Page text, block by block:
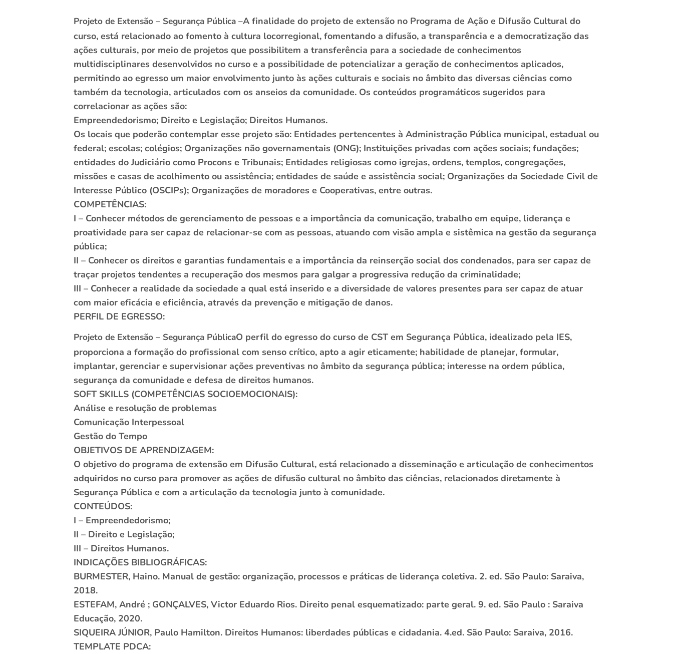
Projeto de Extensão – Segurança Pública –A finalidade do projeto de extensão no Programa de Ação e Difusão Cultural do
curso, está relacionado ao fomento à cultura locorregional, fomentando a difusão, a transparência e a democratização das
ações culturais, por meio de projetos que possibilitem a transferência para a sociedade de conhecimentos
multidisciplinares desenvolvidos no curso e a possibilidade de potencializar a geração de conhecimentos aplicados,
permitindo ao egresso um maior envolvimento junto às ações culturais e sociais no âmbito das diversas ciências como
também da tecnologia, articulados com os anseios da comunidade. Os conteúdos programáticos sugeridos para
correlacionar as ações são:
Empreendedorismo; Direito e Legislação; Direitos Humanos.
Os locais que poderão contemplar esse projeto são: Entidades pertencentes à Administração Pública municipal, estadual ou
federal; escolas; colégios; Organizações não governamentais (ONG); Instituições privadas com ações sociais; fundações;
entidades do Judiciário como Procons e Tribunais; Entidades religiosas como igrejas, ordens, templos, congregações,
missões e casas de acolhimento ou assistência; entidades de saúde e assistência social; Organizações da Sociedade Civil de
Interesse Público (OSCIPs); Organizações de moradores e Cooperativas, entre outras.
COMPETÊNCIAS:
I – Conhecer métodos de gerenciamento de pessoas e a importância da comunicação, trabalho em equipe, liderança e
proatividade para ser capaz de relacionar-se com as pessoas, atuando com visão ampla e sistêmica na gestão da segurança
pública;
II – Conhecer os direitos e garantias fundamentais e a importância da reinserção social dos condenados, para ser capaz de
traçar projetos tendentes a recuperação dos mesmos para galgar a progressiva redução da criminalidade;
III – Conhecer a realidade da sociedade a qual está inserido e a diversidade de valores presentes para ser capaz de atuar
com maior eficácia e eficiência, através da prevenção e mitigação de danos.
PERFIL DE EGRESSO:
Projeto de Extensão – Segurança PúblicaO perfil do egresso do curso de CST em Segurança Pública, idealizado pela IES,
proporciona a formação do profissional com senso crítico, apto a agir eticamente; habilidade de planejar, formular,
implantar, gerenciar e supervisionar ações preventivas no âmbito da segurança pública; interesse na ordem pública,
segurança da comunidade e defesa de direitos humanos.
SOFT SKILLS (COMPETÊNCIAS SOCIOEMOCIONAIS):
Análise e resolução de problemas
Comunicação Interpessoal
Gestão do Tempo
OBJETIVOS DE APRENDIZAGEM:
O objetivo do programa de extensão em Difusão Cultural, está relacionado a disseminação e articulação de conhecimentos
adquiridos no curso para promover as ações de difusão cultural no âmbito das ciências, relacionados diretamente à
Segurança Pública e com a articulação da tecnologia junto à comunidade.
CONTEÚDOS:
I – Empreendedorismo;
II – Direito e Legislação;
III – Direitos Humanos.
INDICAÇÕES BIBLIOGRÁFICAS:
BURMESTER, Haino. Manual de gestão: organização, processos e práticas de liderança coletiva. 2. ed. São Paulo: Saraiva,
2018.
ESTEFAM, André ; GONÇALVES, Victor Eduardo Rios. Direito penal esquematizado: parte geral. 9. ed. São Paulo : Saraiva
Educação, 2020.
SIQUEIRA JÚNIOR, Paulo Hamilton. Direitos Humanos: liberdades públicas e cidadania. 4.ed. São Paulo: Saraiva, 2016.
TEMPLATE PDCA: